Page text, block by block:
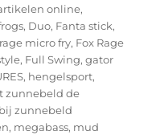
online,
, Duo, Fanta stick,
micro fry, Fox Rage
, Full Swing,gator
, hengelsport,
zunnebeld de
zunnebeld
, megabass, mud